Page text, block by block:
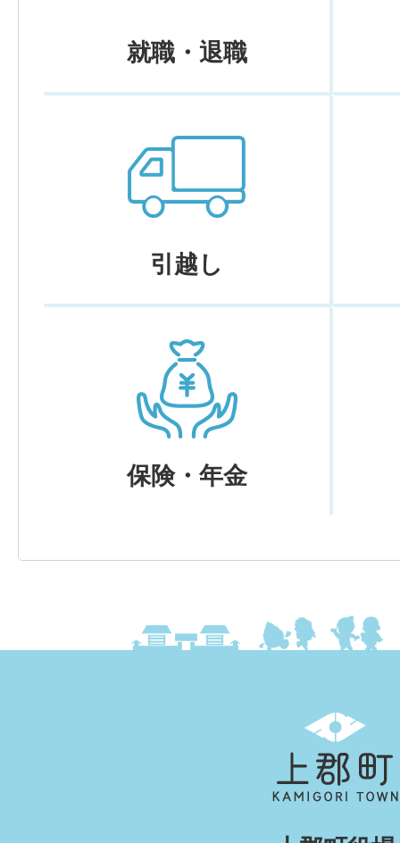
就職・退職
引越し
保険・年金
郡
町